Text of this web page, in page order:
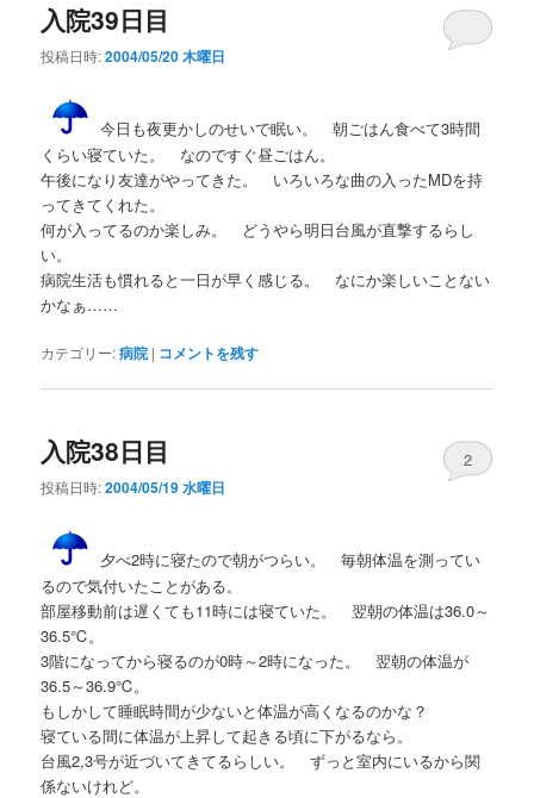
入院39日目
投稿日時:2004/05/20 木曜日
今日も夜更かしのせいで眠い。 朝ごはん食べて3時間
くらい寝ていた。 なのですぐ昼ごはん。
午後になり友達がやってきた。 いろいろな曲の入ったMDを持
ってきてくれた。
何が入ってるのか楽しみ。 どうやら明日台風が直撃するらし
い。
病院生活も慣れると一日が早く感じる。 なにか楽しいことない
かなぁ……
カテゴリー:病院 | コメントを残す
入院38日目
投稿日時:2004/05/19 水曜日
2
夕べ2時に寝たので朝がつらい。 毎朝体温を測ってい
るので気付いたことがある。
部屋移動前は遅くても11時には寝ていた。 翌朝の体温は36.0～
36.5℃。
3階になってから寝るのが0時～2時になった。 翌朝の体温が
36.5～36.9℃。
もしかして睡眠時間が少ないと体温が高くなるのかな？
寝ている間に体温が上昇して起きる頃に下がるなら。
台風2,3号が近づいてきてるらしい。 ずっと室内にいるから関
係ないけれど。